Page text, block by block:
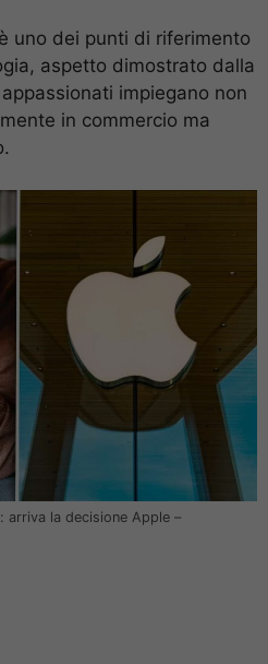
è uno dei punti di riferimento
aspetto dimostrato dalla
impiegano non
in commercio ma
arriva la decisione Apple –